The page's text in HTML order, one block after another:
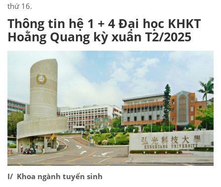
thứ 16.
Thông tin hệ 1 + 4 Đại học KHKT
Hoằng Quang kỳ xuân T2/2025
I/ Khoa ngành tuyển sinh